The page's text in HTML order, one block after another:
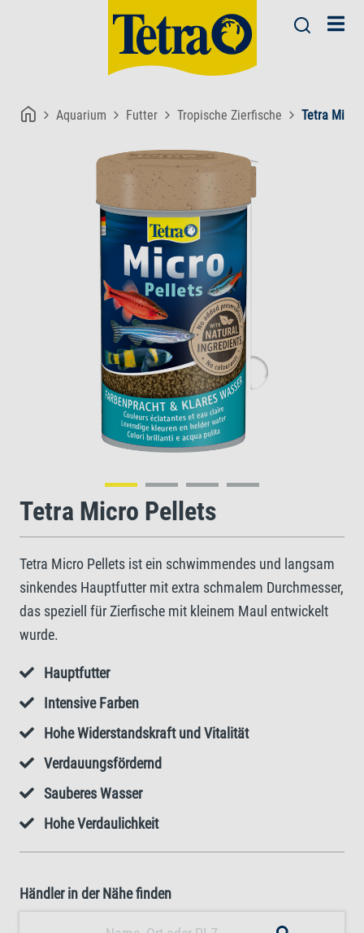
Aquarium Futter Tropische Zierfische Tetra
Tetra Micro Pellets
Tetra Micro Pellets ist ein schwimmendes und langsam
sinkendes Hauptfutter mit extra schmalem Durchmesser,
das speziell für Zierfische mit kleinem Maul entwickelt
wurde.
Hauptfutter
Intensive Farben
Hohe Widerstandskraft und Vitalität
Verdauungsfördernd
Sauberes Wasser
Hohe Verdaulichkeit
Händler in der Nähe finden